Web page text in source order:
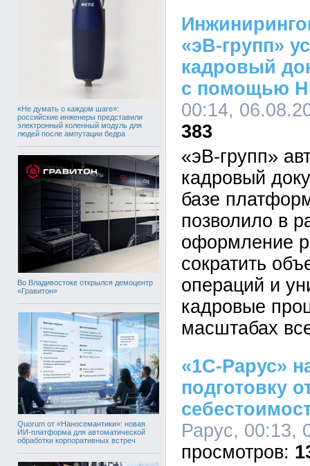
«Не думать о каждом шаге»:
российские инженеры представили
электронный коленный модуль для
людей после ампутации бедра
Во Владивостоке открылся демоцентр
«Гравитон»
Quorum от «Наносемантики»: новая
ИИ-платформа для автоматической
обработки корпоративных встреч
«эВ-групп»
кадровый
с помощью
00:14,
383
«эВ-групп»
кадровый
базе
позволило в
оформление
сократить
операций и
кадровые
масштабах
«1С-Рарус»
подготовку
Рарус, 00:13,